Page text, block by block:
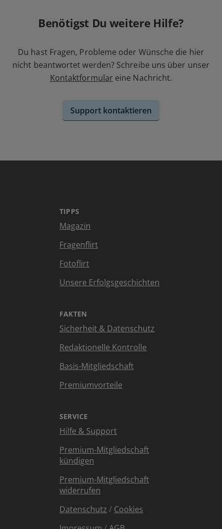
Benötigst Du weitere Hilfe?
Du hast Fragen, Probleme oder Wünsche die hier
nicht beantwortet werden? Schreibe uns über unser
Kontaktformular eine Nachricht.
Support kontaktieren
TIPPS
Magazin
Fragenflirt
Fotoflirt
Unsere Erfolgsgeschichten
FAKTEN
Sicherheit & Datenschutz
Redaktionelle Kontrolle
Basis-Mitgliedschaft
Premiumvorteile
SERVICE
Hilfe & Support
Premium-Mitgliedschaft
kündigen
Premium-Mitgliedschaft
widerrufen
Datenschutz / Cookies